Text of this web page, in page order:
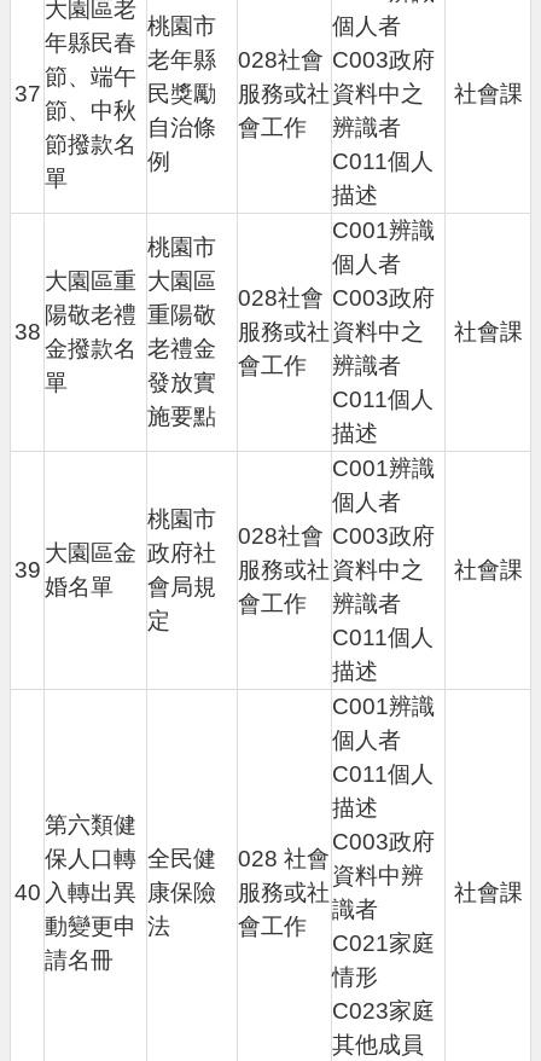
37
大園區老
年縣民春
節、端午
節、中秋
節撥款名
單
桃園市
老年縣
民獎勵
自治條
例
028社會
服務或社
會工作
個人者
C003政府
資料中之
辨識者
C011個人
描述
社會課
38
大園區重
陽敬老禮
金撥款名
單
桃園市
大園區
重陽敬
老禮金
發放實
施要點
028社會
服務或社
會工作
C001辨識
個人者
C003政府
資料中之
辨識者
C011個人
描述
社會課
39
大園區金
婚名單
桃園市
政府社
會局規
定
028社會
服務或社
會工作
C001辨識
個人者
C003政府
資料中之
辨識者
C011個人
描述
社會課
40
第六類健
保人口轉
入轉出異
動變更申
請名冊
全民健
康保險
法
028 社會
服務或社
會工作
C001辨識
個人者
C011個人
描述
C003政府
資料中辨
識者
C021家庭
情形
C023家庭
其他成員
社會課